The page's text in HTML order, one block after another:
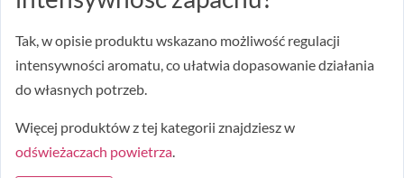
Tak, w opisie produktu wskazano możliwość regulacji
intensywności aromatu, co ułatwia dopasowanie działania
do własnych potrzeb.
Więcej produktów z tej kategorii znajdziesz w
odświeżaczach powietrza